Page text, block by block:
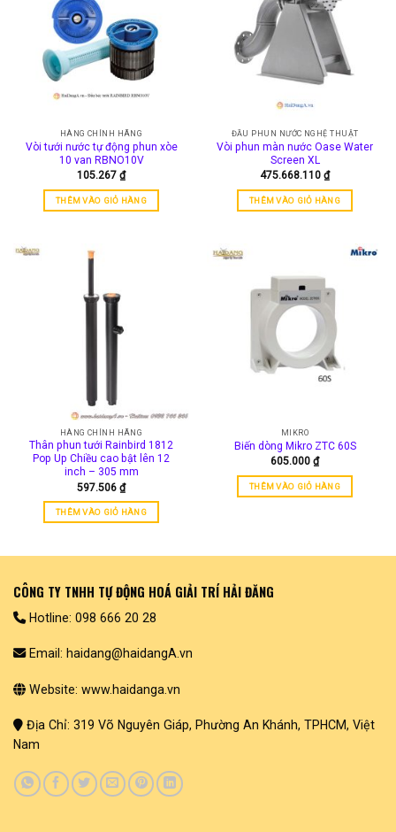
HÀNG CHÍNH HÃNG
Vòi tưới nước tự động phun xòe
10 van RBNO10V
105.267 ₫
THÊM VÀO GIỎ HÀNG
ĐẦU PHUN NƯỚC NGHỆ THUẬT
Vòi phun màn nước Oase Water
Screen XL
475.668.110 ₫
THÊM VÀO GIỎ HÀNG
HÀNG CHÍNH HÃNG
Thân phun tưới Rainbird 1812
Pop Up Chiều cao bật lên 12
inch – 305 mm
597.506 ₫
THÊM VÀO GIỎ HÀNG
MIKRO
Biến dòng Mikro ZTC 60S
605.000 ₫
THÊM VÀO GIỎ HÀNG
CÔNG TY TNHH TỰ ĐỘNG HOÁ GIẢI TRÍ HẢI ĐĂNG
Hotline: 098 666 20 28
Email: haidang@haidangA.vn
Website: www.haidanga.vn
Địa Chỉ: 319 Võ Nguyên Giáp, Phường An Khánh, TPHCM, Việt
Nam